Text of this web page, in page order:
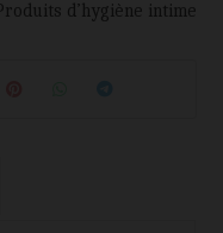
Produits d’hygiène intime